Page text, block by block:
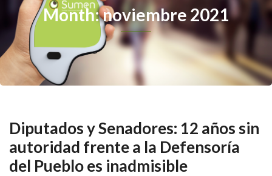
Month: noviembre 2021
Diputados y Senadores: 12 años sin
autoridad frente a la Defensoría
del Pueblo es inadmisible